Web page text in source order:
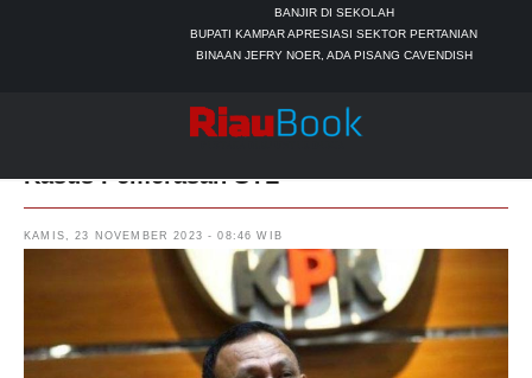
BANJIR DI SEKOLAH
BUPATI KAMPAR APRESIASI SEKTOR PERTANIAN
BINAAN JEFRY NOER, ADA PISANG CAVENDISH
Polri Tetapkan Ketua KPK Firli Tersangka
Kasus Pemerasan SYL
KAMIS, 23 NOVEMBER 2023 - 08:46 WIB